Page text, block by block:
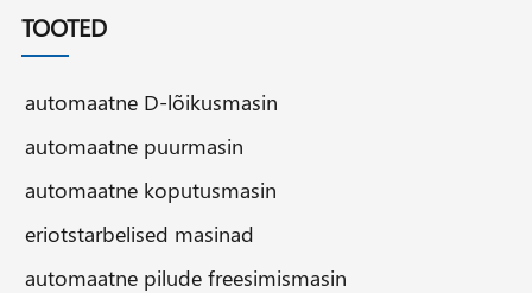
TOOTED
automaatne D-lõikusmasin
automaatne puurmasin
automaatne koputusmasin
eriotstarbelised masinad
automaatne pilude freesimismasin